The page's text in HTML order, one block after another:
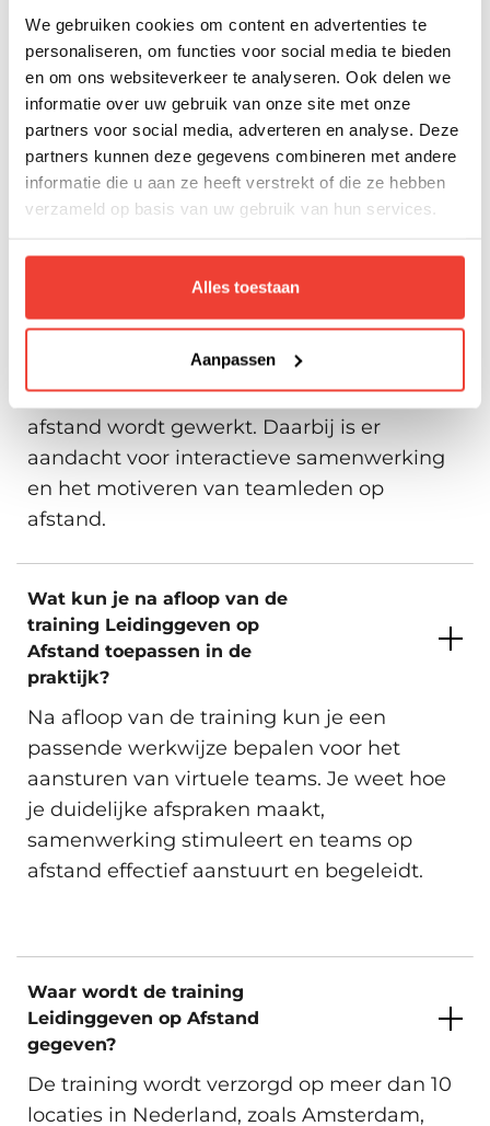
We gebruiken cookies om content en advertenties te
personaliseren, om functies voor social media te bieden
en om ons websiteverkeer te analyseren. Ook delen we
informatie over uw gebruik van onze site met onze
partners voor social media, adverteren en analyse. Deze
partners kunnen deze gegevens combineren met andere
informatie die u aan ze heeft verstrekt of die ze hebben
verzameld op basis van uw gebruik van hun services.
Alles toestaan
Aanpassen
Veelgestelde vragen
communicatie met virtuele
teams?
Je leert hoe je effectief communiceert met
teamleden en stakeholders wanneer er op
afstand wordt gewerkt. Daarbij is er
aandacht voor interactieve samenwerking
en het motiveren van teamleden op
afstand.
Wat kun je na afloop van de
training Leidinggeven op
Afstand toepassen in de
praktijk?
Na afloop van de training kun je een
passende werkwijze bepalen voor het
aansturen van virtuele teams. Je weet hoe
je duidelijke afspraken maakt,
samenwerking stimuleert en teams op
afstand effectief aanstuurt en begeleidt.
Waar wordt de training
Leidinggeven op Afstand
gegeven?
De training wordt verzorgd op meer dan 10
locaties in Nederland, zoals Amsterdam,